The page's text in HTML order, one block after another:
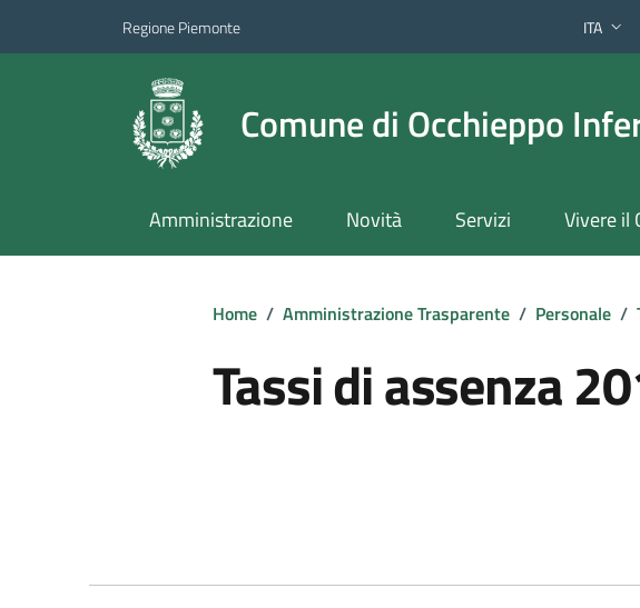
Regione Piemonte Lingua
ITA
Comune di Occhieppo
Amministrazione Novità Servizi Vivere il
Home / Amministrazione Trasparente / Personale /
Tassi di assenza